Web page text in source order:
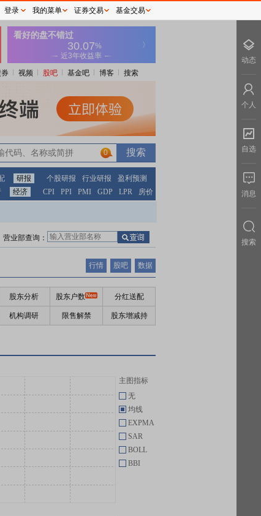
视频 股吧 基金吧 博客 搜索
0
研报 个股研报 行业研报
盈利预测
经济 CPI PPI PMI GDP LPR 房价
营业部查询：
行情 股吧 数据
股东分析 股东户数 分红送配
机构调研 限售解禁 股东增减持
主图指标
无
均线
EXPMA
SAR
BOLL
BBI
登录 我的菜单 证券交易 基金交易
动态
个人
自选
消息
搜索